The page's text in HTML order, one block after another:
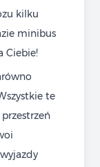
kilku
minibus
Ciebie!
te